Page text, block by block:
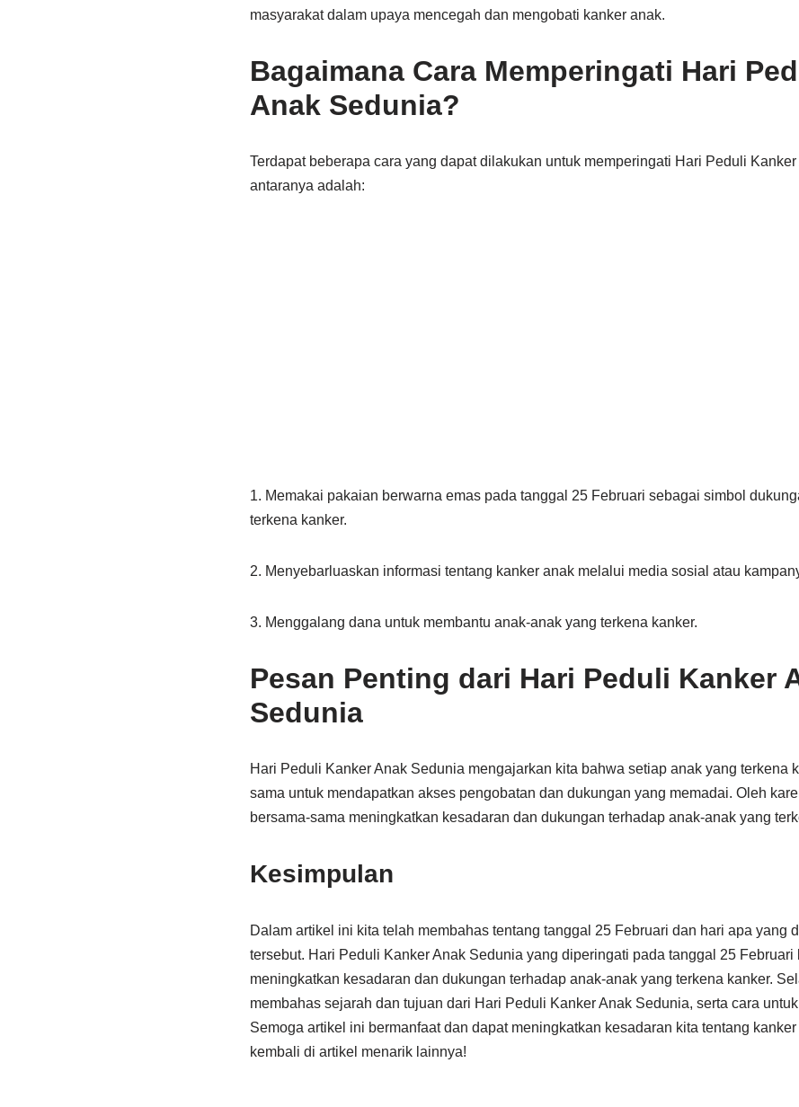
masyarakat dalam upaya mencegah dan mengobati kanker anak.
Bagaimana Cara Memperingati Hari
Anak Sedunia?
Terdapat beberapa cara yang dapat dilakukan untuk memperingati Hari Peduli
antaranya adalah:
1. Memakai pakaian berwarna emas pada tanggal 25 Februari sebagai simbol
terkena kanker.
2. Menyebarluaskan informasi tentang kanker anak melalui media sosial atau
3. Menggalang dana untuk membantu anak-anak yang terkena kanker.
Pesan Penting dari Hari Peduli Kanker
Sedunia
Hari Peduli Kanker Anak Sedunia mengajarkan kita bahwa setiap anak yang terkena
sama untuk mendapatkan akses pengobatan dan dukungan yang memadai. Oleh
bersama-sama meningkatkan kesadaran dan dukungan terhadap anak-anak yang
Kesimpulan
Dalam artikel ini kita telah membahas tentang tanggal 25 Februari dan hari apa yang
tersebut. Hari Peduli Kanker Anak Sedunia yang diperingati pada tanggal 25 Februari
meningkatkan kesadaran dan dukungan terhadap anak-anak yang terkena kanker.
membahas sejarah dan tujuan dari Hari Peduli Kanker Anak Sedunia, serta cara
Semoga artikel ini bermanfaat dan dapat meningkatkan kesadaran kita tentang
kembali di artikel menarik lainnya!